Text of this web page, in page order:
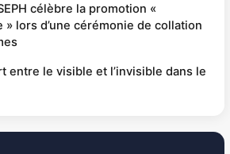
célèbre la promotion «
» lors d’une cérémonie de collation
entre le visible et l’invisible dans le